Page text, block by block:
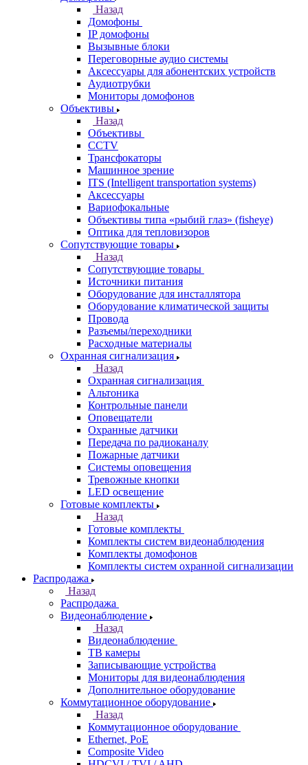
Назад
Домофоны
IP домофоны
Вызывные блоки
Переговорные аудио системы
Аксессуары для абонентских устройств
Аудиотрубки
Мониторы домофонов
Объективы
Назад
Объективы
CCTV
Трансфокаторы
Машинное зрение
ITS (Intelligent transportation systems)
Аксессуары
Вариофокальные
Объективы типа «рыбий глаз» (fisheye)
Оптика для тепловизоров
Сопутствующие товары
Назад
Сопутствующие товары
Источники питания
Оборудование для инсталлятора
Оборудование климатической защиты
Провода
Разъемы/переходники
Расходные материалы
Охранная сигнализация
Назад
Охранная сигнализация
Альтоника
Контрольные панели
Оповещатели
Охранные датчики
Передача по радиоканалу
Пожарные датчики
Системы оповещения
Тревожные кнопки
LED освещение
Готовые комплекты
Назад
Готовые комплекты
Комплекты систем видеонаблюдения
Комплекты домофонов
Комплекты систем охранной сигнализации
Распродажа
Назад
Распродажа
Видеонаблюдение
Назад
Видеонаблюдение
ТВ камеры
Записывающие устройства
Мониторы для видеонаблюдения
Дополнительное оборудование
Коммутационное оборудование
Назад
Коммутационное оборудование
Ethernet, PoE
Composite Video